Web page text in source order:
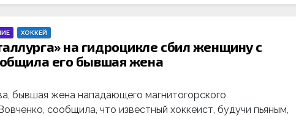
ХОККЕЙ
на гидроцикле сбил женщину с
его бывшая жена
бывшая жена нападающего магнитогорского
сообщила, что известный хоккеист, будучи пьяным,